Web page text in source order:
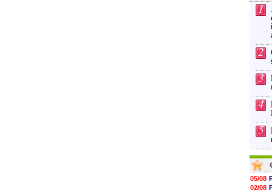
1
2
3
4
5
05/08
02/08